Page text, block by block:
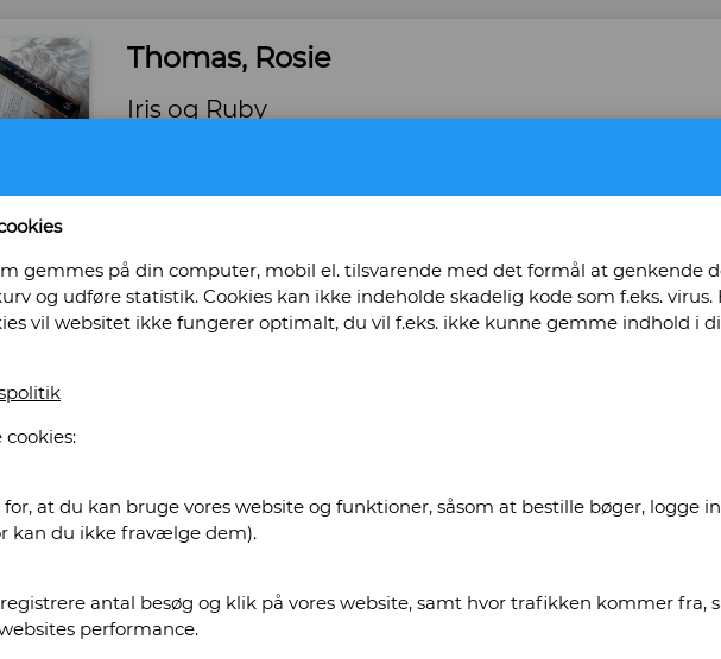
Thomas, Rosie
Iris og Ruby
Forlag: Lindhardt og Ringhof - Udgivet år: 2009 - Antal bind: 1 -
460 - Indbinding: Hardback. - Tilstand: Pænt eksemplar. Små
I Cairo får 82-årige Ruby besøg af sit barnebarn fra England, som
familien. De åbner sig efterhånden for hinanden, og langsomt
som har præget tre generationer af familiens kvinder. På dansk
Obscurum
gemmes på din computer, mobil el. tilsvarende med det formål at genkende
og udføre statistik. Cookies kan ikke indeholde skadelig kode som f.eks. virus.
vil websitet ikke fungerer optimalt, du vil f.eks. ikke kunne gemme indhold i
for, at du kan bruge vores website og funktioner, såsom at bestille bøger, logge
kan du ikke fravælge dem).
antal besøg og klik på vores website, samt hvor trafikken kommer fra,
performance.